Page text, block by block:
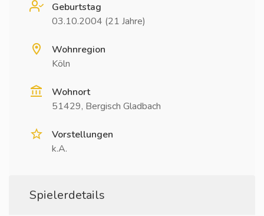
Geburtstag
03.10.2004 (21 Jahre)
Wohnregion
Köln
Wohnort
51429, Bergisch Gladbach
Vorstellungen
k.A.
Spielerdetails